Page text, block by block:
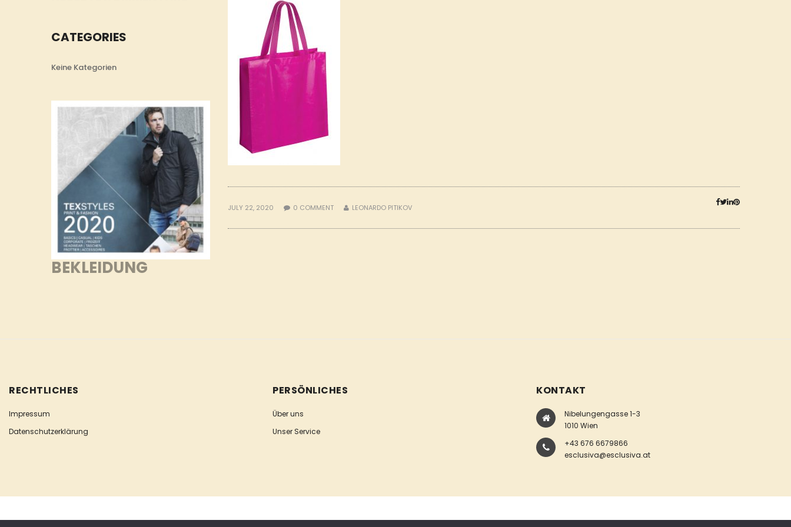
CATEGORIES
Keine Kategorien
BEKLEIDUNG
JULY 22, 2020 0 COMMENT LEONARDO PITIKOV
RECHTLICHES
Impressum
Datenschutzerklärung
PERSÖNLICHES
Über uns
Unser Service
KONTAKT
Nibelungengasse 1-3
1010 Wien
+43 676 6679866
esclusiva@esclusiva.at